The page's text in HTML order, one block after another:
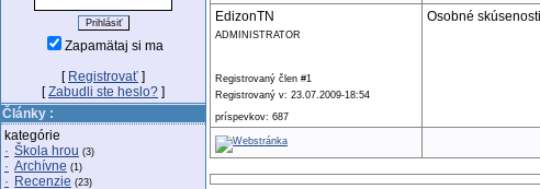
Zapamätaj si ma
[ Registrovať ]
[Zabudli ste heslo? ]
Články :
kategórie
· Škola hrou (3)
· Archívne (1)
· Recenzie (23)
EdizonTN
ADMINISTRATOR
Registrovaný člen #1
Registrovaný v: 23.07.2009-18:54
príspevkov: 687
Osobné